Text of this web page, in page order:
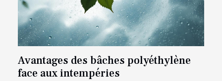
Avantages des bâches polyéthylène
face aux intempéries